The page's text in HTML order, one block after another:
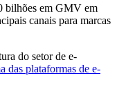
bilhões em GMV em
canais para marcas
do setor de e-
das plataformas de e-